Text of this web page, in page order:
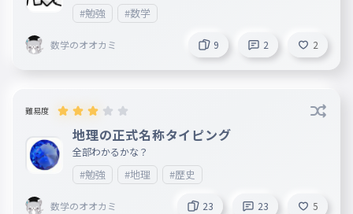
#勉強 #数学
数学のオオカミ 9 2 2
難易度
地理の正式名称タイピング
全部わかるかな？
#勉強 #地理 #歴史
数学のオオカミ 23 23 5